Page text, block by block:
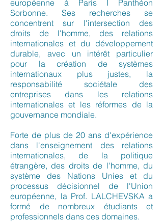
européenne à Paris I Panthéon
Sorbonne. Ses recherches se
concentrent sur l'intersection des
droits de l'homme, des relations
internationales et du développement
durable, avec un intérêt particulier
pour la création de systèmes
internationaux plus justes, la
responsabilité sociétale des
entreprises dans les relations
internationales et les réformes de la
gouvernance mondiale.
Forte de plus de 20 ans d'expérience
dans l'enseignement des relations
internationales, de la politique
étrangère, des droits de l'homme, du
système des Nations Unies et du
processus décisionnel de l'Union
européenne, la Prof. LALCHEVSKA a
formé de nombreux étudiants et
professionnels dans ces domaines.